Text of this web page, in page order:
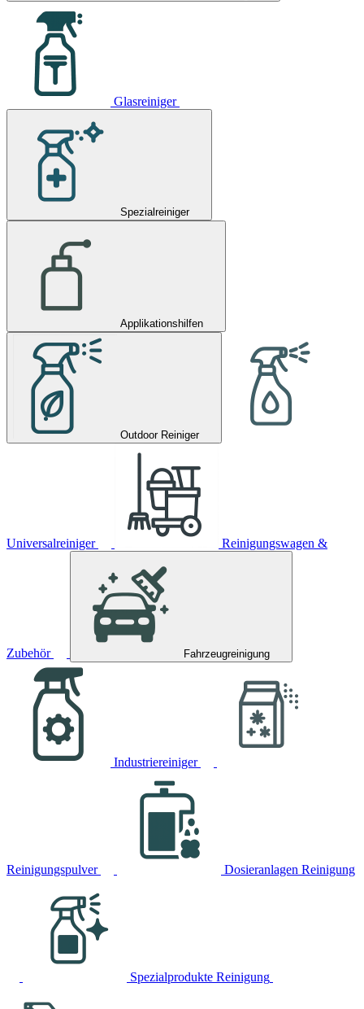
Glasreiniger
Spezialreiniger
Applikationshilfen
Outdoor Reiniger
Universalreiniger Reinigungswagen &
Zubehör Fahrzeugreinigung
Industriereiniger
Reinigungspulver Dosieranlagen Reinigung
Spezialprodukte Reinigung